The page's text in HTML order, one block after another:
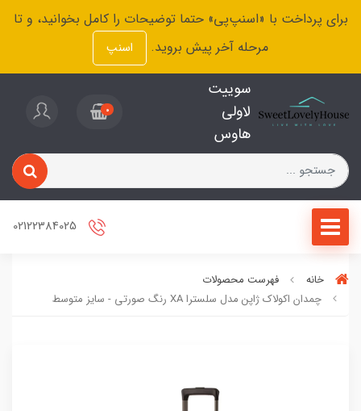
برای پرداخت با «اسنپ‌پی» حتما توضیحات را کامل بخوانید، و تا
مرحله آخر پیش بروید.
اسنپ
سوییت
لاولی
هاوس
0
خانه
فهرست محصولات
چمدان اکولاک ژاپن مدل سلسترا XA رنگ صورتی - سایز متوسط